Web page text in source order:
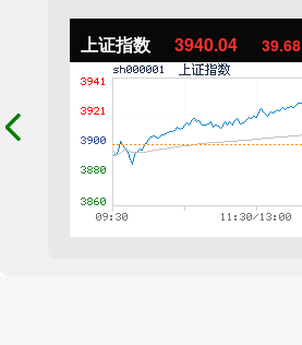
上证指数 3940.04 39.68